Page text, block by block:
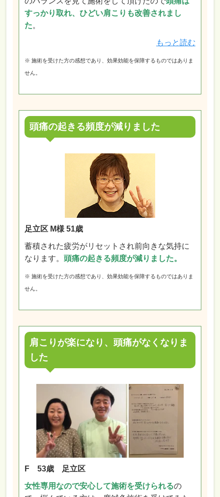
すっかり取れ、ひどい肩こりも改善されまし
た。
もっと読む
※ 施術を受けた方の感想であり、効果効能を保障するものではありま
せん。
頭痛の起きる頻度が減りました
足立区 M様 51歳
蓄積された疲労がリセットされ前向きな気持に
なります。頭痛の起きる頻度が減りました。
※ 施術を受けた方の感想であり、効果効能を保障するものではありま
せん。
肩こりが楽になり、頭痛がなくなりま
した
F 53歳 足立区
女性専用なので安心して施術を受けられるの